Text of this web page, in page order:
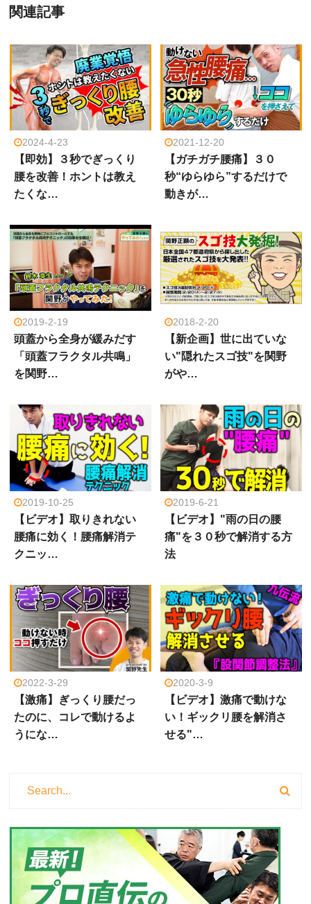
関連記事
2024-4-23
【即効】３秒でぎっくり
腰を改善！ホントは教え
たくな…
2021-12-20
【ガチガチ腰痛】３０
秒“ゆらゆら”するだけで
動きが…
2019-2-19
頭蓋から全身が緩みだす
「頭蓋フラクタル共鳴」
を関野…
2018-2-20
【新企画】世に出ていな
い"隠れたスゴ技"を関野
がや…
2019-10-25
【ビデオ】取りきれない
腰痛に効く！腰痛解消テ
クニッ…
2019-6-21
【ビデオ】"雨の日の腰
痛"を３０秒で解消する方
法
2022-3-29
【激痛】ぎっくり腰だっ
たのに、コレで動けるよ
うにな…
2020-3-9
【ビデオ】激痛で動けな
い！ギックリ腰を解消さ
せる"…